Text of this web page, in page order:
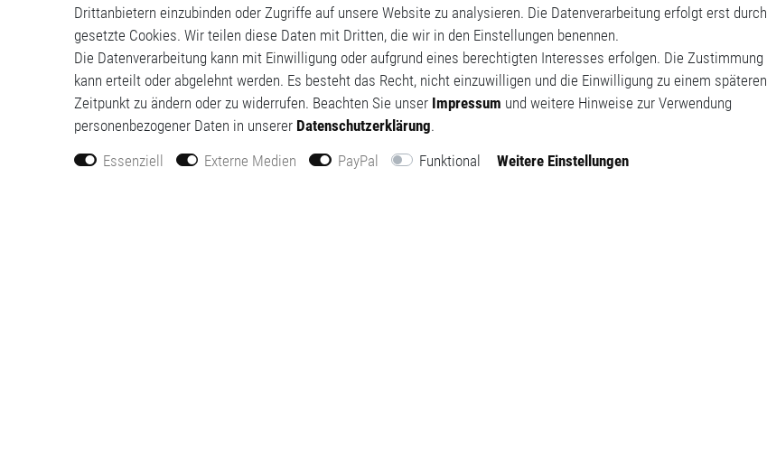
Drittanbietern einzubinden oder Zugriffe auf unsere Website zu analysieren. Die Datenverarbeitung erfolgt erst durch
gesetzte Cookies. Wir teilen diese Daten mit Dritten, die wir in den Einstellungen benennen.
Die Datenverarbeitung kann mit Einwilligung oder aufgrund eines berechtigten Interesses erfolgen. Die Zustimmung
kann erteilt oder abgelehnt werden. Es besteht das Recht, nicht einzuwilligen und die Einwilligung zu einem späteren
Zeitpunkt zu ändern oder zu widerrufen. Beachten Sie unser Impressum und weitere Hinweise zur Verwendung
personenbezogener Daten in unserer Daten­schutz­erklärung.
Essenziell
Externe Medien PayPal Funktional Weitere Einstellungen